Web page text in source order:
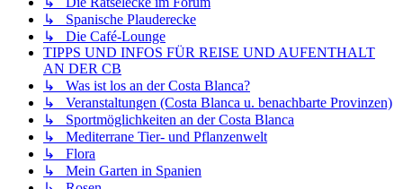
↳ Spanische Plauderecke
↳ Die Café-Lounge
TIPPS UND INFOS FÜR REISE UND AUFENTHALT
AN DER CB
↳ Was ist los an der Costa Blanca?
↳ Veranstaltungen (Costa Blanca u. benachbarte Provinzen)
↳ Sportmöglichkeiten an der Costa Blanca
↳ Mediterrane Tier- und Pflanzenwelt
↳ Flora
↳ Mein Garten in Spanien